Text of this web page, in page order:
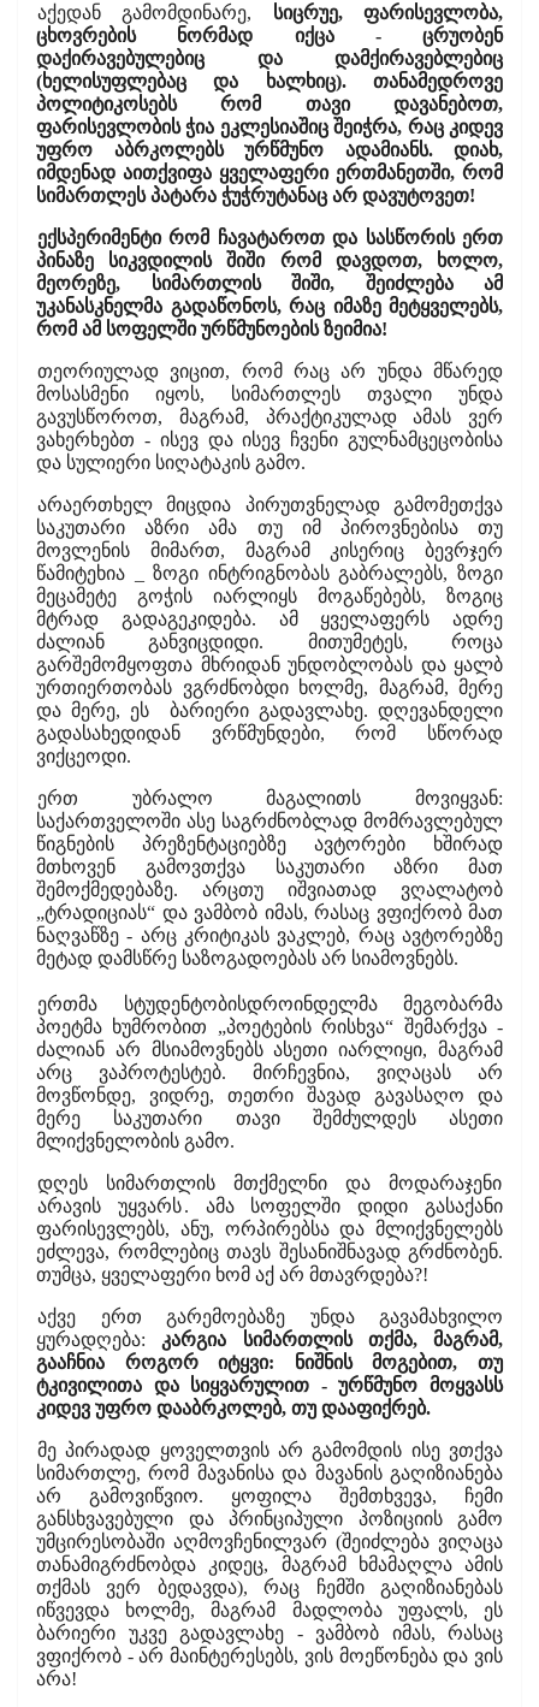
აქედან გამომდინარე, სიცრუე, ფარისევლობა,
ცხოვრების ნორმად იქცა - ცრუობენ
დაქირავებულებიც და დამქირავებლებიც
(ხელისუფლებაც და ხალხიც). თანამედროვე
პოლიტიკოსებს რომ თავი დავანებოთ,
ფარისევლობის ჭია ეკლესიაშიც შეიჭრა, რაც კიდევ
უფრო აბრკოლებს ურწმუნო ადამიანს. დიახ,
იმდენად აითქვიფა ყველაფერი ერთმანეთში, რომ
სიმართლეს პატარა ჭუჭრუტანაც არ დავუტოვეთ!
ექსპერიმენტი რომ ჩავატაროთ და სასწორის ერთ
პინაზე სიკვდილის შიში რომ დავდოთ, ხოლო,
მეორეზე, სიმართლის შიში, შეიძლება ამ
უკანასკნელმა გადაწონოს, რაც იმაზე მეტყველებს,
რომ ამ სოფელში ურწმუნოების ზეიმია!
თეორიულად ვიცით, რომ რაც არ უნდა მწარედ
მოსასმენი იყოს, სიმართლეს თვალი უნდა
გავუსწოროთ, მაგრამ, პრაქტიკულად ამას ვერ
ვახერხებთ - ისევ და ისევ ჩვენი გულნამცეცობისა
და სულიერი სიღატაკის გამო.
არაერთხელ მიცდია პირუთვნელად გამომეთქვა
საკუთარი აზრი ამა თუ იმ პიროვნებისა თუ
მოვლენის მიმართ, მაგრამ კისერიც ბევრჯერ
წამიტეხია _ ზოგი ინტრიგნობას გაბრალებს, ზოგი
მეცამეტე გოჭის იარლიყს მოგაწებებს, ზოგიც
მტრად გადაგეკიდება. ამ ყველაფერს ადრე
ძალიან განვიცდიდი. მითუმეტეს, როცა
გარშემომყოფთა მხრიდან უნდობლობას და ყალბ
ურთიერთობას ვგრძნობდი ხოლმე, მაგრამ, მერე
და მერე, ეს
ბარიერი გადავლახე. დღევანდელი
გადასახედიდან ვრწმუნდები, რომ სწორად
ვიქცეოდი.
ერთ უბრალო მაგალითს მოვიყვან:
საქართველოში ასე საგრძნობლად მომრავლებულ
წიგნების პრეზენტაციებზე ავტორები ხშირად
მთხოვენ გამოვთქვა საკუთარი აზრი მათ
შემოქმედებაზე. არცთუ იშვიათად ვღალატობ
„ტრადიციას“ და ვამბობ იმას, რასაც ვფიქრობ მათ
ნაღვაწზე - არც კრიტიკას ვაკლებ, რაც ავტორებზე
მეტად დამსწრე საზოგადოებას არ სიამოვნებს.
ერთმა სტუდენტობისდროინდელმა მეგობარმა
პოეტმა ხუმრობით „პოეტების რისხვა“ შემარქვა -
ძალიან არ მსიამოვნებს ასეთი იარლიყი, მაგრამ
არც ვაპროტესტებ. მირჩევნია, ვიღაცას არ
მოვწონდე, ვიდრე, თეთრი შავად გავასაღო და
მერე საკუთარი თავი შემძულდეს ასეთი
მლიქვნელობის გამო.
დღეს სიმართლის მთქმელნი და მოდარაჯენი
არავის უყვარს. ამა სოფელში დიდი გასაქანი
ფარისევლებს, ანუ, ორპირებსა და მლიქვნელებს
ეძლევა, რომლებიც თავს შესანიშნავად გრძნობენ.
თუმცა, ყველაფერი ხომ აქ არ მთავრდება?!
აქვე ერთ გარემოებაზე უნდა გავამახვილო
ყურადღება: კარგია სიმართლის თქმა, მაგრამ,
გააჩნია როგორ იტყვი: ნიშნის მოგებით, თუ
ტკივილითა და სიყვარულით - ურწმუნო მოყვასს
კიდევ უფრო დააბრკოლებ, თუ დააფიქრებ.
მე პირადად ყოველთვის არ გამომდის ისე ვთქვა
სიმართლე, რომ მავანისა და მავანის გაღიზიანება
არ გამოვიწვიო. ყოფილა შემთხვევა, ჩემი
განსხვავებული და პრინციპული პოზიციის გამო
უმცირესობაში აღმოვჩენილვარ (შეიძლება ვიღაცა
თანამიგრძნობდა კიდეც, მაგრამ ხმამაღლა ამის
თქმას ვერ ბედავდა), რაც ჩემში გაღიზიანებას
იწვევდა ხოლმე, მაგრამ მადლობა უფალს, ეს
ბარიერი უკვე გადავლახე - ვამბობ იმას, რასაც
ვფიქრობ - არ მაინტერესებს, ვის მოეწონება და ვის
არა!